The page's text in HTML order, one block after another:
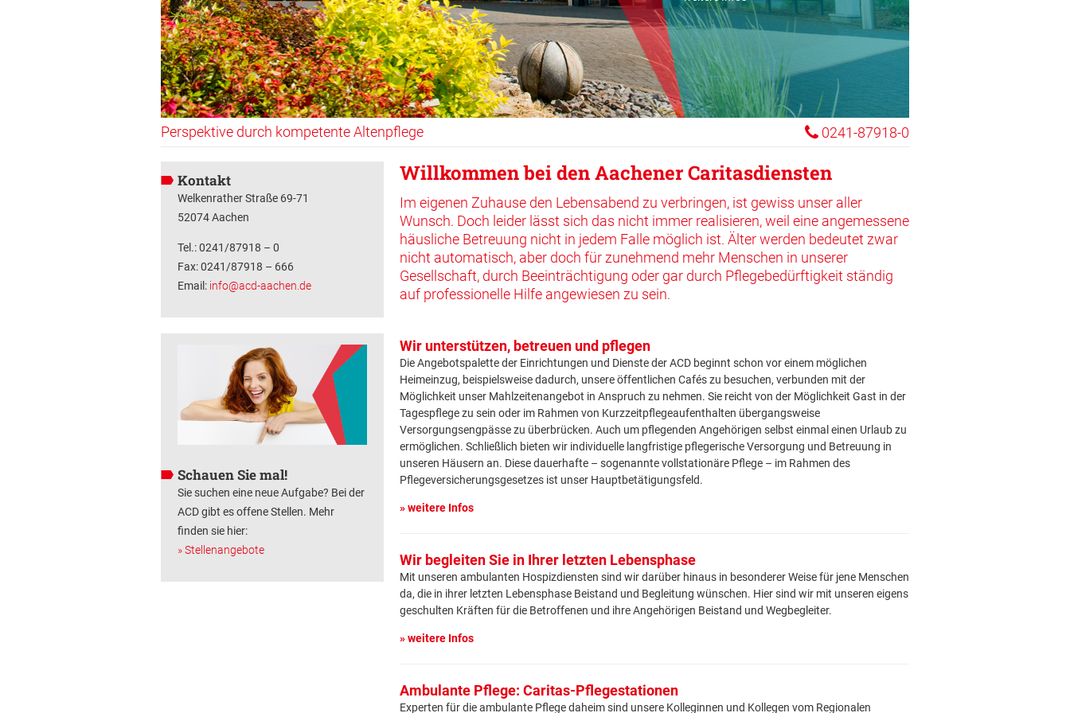
» weitere Infos
Perspektive durch kompetente Altenpflege 0241-87918-0
Kontakt
Welkenrather Straße 69-71
52074 Aachen
Tel.: 0241/87918 – 0
Fax: 0241/87918 – 666
Email: info@acd-aachen.de
Schauen Sie mal!
Sie suchen eine neue Aufgabe? Bei der
ACD gibt es offene Stellen. Mehr
finden sie hier:
» Stellenangebote
Willkommen bei den Aachener Caritasdiensten
Im eigenen Zuhause den Lebensabend zu verbringen, ist gewiss unser aller
Wunsch. Doch leider lässt sich das nicht immer realisieren, weil eine angemessene
häusliche Betreuung nicht in jedem Falle möglich ist. Älter werden bedeutet zwar
nicht automatisch, aber doch für zunehmend mehr Menschen in unserer
Gesellschaft, durch Beeinträchtigung oder gar durch Pflegebedürftigkeit ständig
auf professionelle Hilfe angewiesen zu sein.
Wir unterstützen, betreuen und pflegen
Die Angebotspalette der Einrichtungen und Dienste der ACD beginnt schon vor einem möglichen
Heimeinzug, beispielsweise dadurch, unsere öffentlichen Cafés zu besuchen, verbunden mit der
Möglichkeit unser Mahlzeitenangebot in Anspruch zu nehmen. Sie reicht von der Möglichkeit Gast in der
Tagespflege zu sein oder im Rahmen von Kurzzeitpflegeaufenthalten übergangsweise
Versorgungsengpässe zu überbrücken. Auch um pflegenden Angehörigen selbst einmal einen Urlaub zu
ermöglichen. Schließlich bieten wir individuelle langfristige pflegerische Versorgung und Betreuung in
unseren Häusern an. Diese dauerhafte – sogenannte vollstationäre Pflege – im Rahmen des
Pflegeversicherungsgesetzes ist unser Hauptbetätigungsfeld.
» weitere Infos
Wir begleiten Sie in Ihrer letzten Lebensphase
Mit unseren ambulanten Hospizdiensten sind wir darüber hinaus in besonderer Weise für jene Menschen
da, die in ihrer letzten Lebensphase Beistand und Begleitung wünschen. Hier sind wir mit unseren eigens
geschulten Kräften für die Betroffenen und ihre Angehörigen Beistand und Wegbegleiter.
» weitere Infos
Ambulante Pflege: Caritas-Pflegestationen
Experten für die ambulante Pflege daheim sind unsere Kolleginnen und Kollegen vom Regionalen